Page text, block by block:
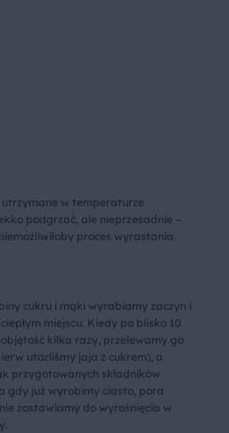
utrzymane w temperaturze
podgrzać, ale nieprzesadnie –
proces wyrastania.
cukru i mąki wyrabiamy zaczyn i
miejscu. Kiedy po blisko 10
kilka razy, przelewamy go
utarliśmy jaja z cukrem), a
przygotowanych składników
gdy już wyrobimy ciasto, pora
zostawiamy do wyrośnięcia w